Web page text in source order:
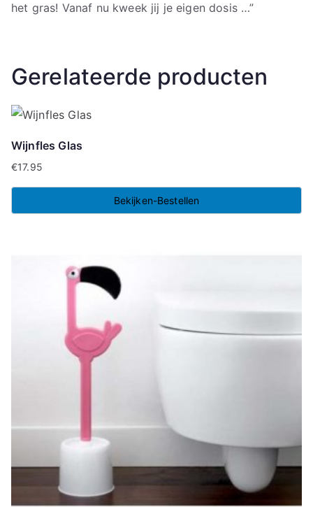
het gras! Vanaf nu kweek jij je eigen dosis …”
Gerelateerde producten
Wijnfles Glas
€17.95
Bekijken-Bestellen